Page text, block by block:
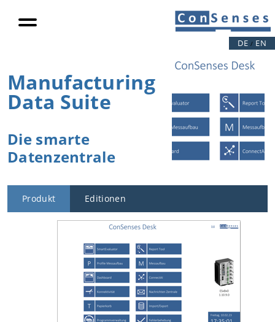
DE / EN
Manufacturing
Data Suite
Die smarte
Datenzentrale
Produkt Editionen